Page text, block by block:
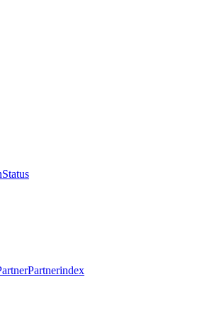
Status
Partnerindex